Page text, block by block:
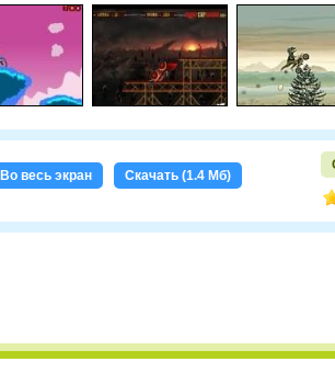
Во весь экран Скачать (1.4 Мб)